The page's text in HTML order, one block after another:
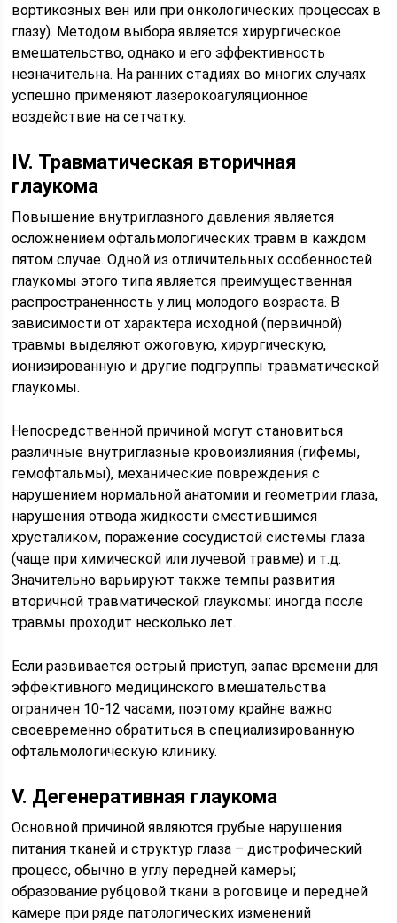
вортикозных вен или при онкологических процессах в
глазу). Методом выбора является хирургическое
вмешательство, однако и его эффективность
незначительна. На ранних стадиях во многих случаях
успешно применяют лазерокоагуляционное
воздействие на сетчатку.
IV. Травматическая вторичная
глаукома
Повышение внутриглазного давления является
осложнением офтальмологических травм в каждом
пятом случае. Одной из отличительных особенностей
глаукомы этого типа является преимущественная
распространенность у лиц молодого возраста. В
зависимости от характера исходной (первичной)
травмы выделяют ожоговую, хирургическую,
ионизированную и другие подгруппы травматической
глаукомы.
Непосредственной причиной могут становиться
различные внутриглазные кровоизлияния (гифемы,
гемофтальмы), механические повреждения с
нарушением нормальной анатомии и геометрии глаза,
нарушения отвода жидкости сместившимся
хрусталиком, поражение сосудистой системы глаза
(чаще при химической или лучевой травме) и т.д.
Значительно варьируют также темпы развития
вторичной травматической глаукомы: иногда после
травмы проходит несколько лет.
Если развивается острый приступ, запас времени для
эффективного медицинского вмешательства
ограничен 10-12 часами, поэтому крайне важно
своевременно обратиться в специализированную
офтальмологическую клинику.
V. Дегенеративная глаукома
Основной причиной являются грубые нарушения
питания тканей и структур глаза – дистрофический
процесс, обычно в углу передней камеры;
образование рубцовой ткани в роговице и передней
камере при ряде патологических изменений